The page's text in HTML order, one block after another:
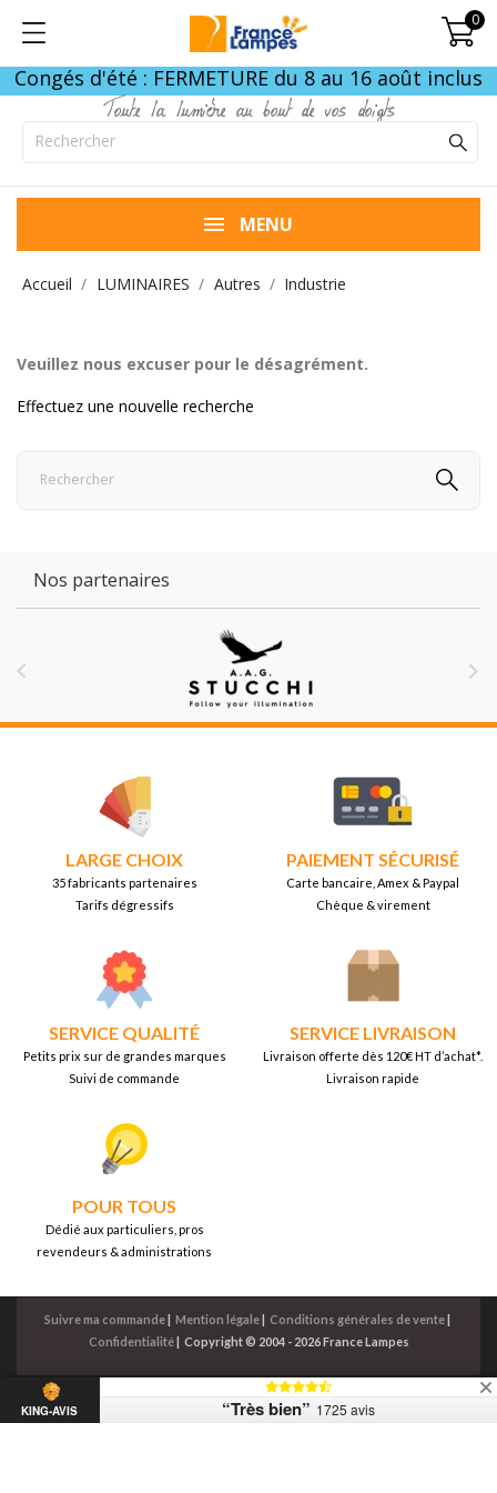
0
Congés d'été : FERMETURE du 8 au 16 août inclus
Toute la lumière au bout de vos doigts
MENU
Accueil LUMINAIRES Autres Industrie
Veuillez nous excuser pour le désagrément.
Effectuez une nouvelle recherche
Nos partenaires
 
LARGE CHOIX
35 fabricants partenaires
Tarifs dégressifs
PAIEMENT SÉCURISÉ
Carte bancaire, Amex & Paypal
Chèque & virement
SERVICE QUALITÉ
Petits prix sur de grandes marques
Suivi de commande
SERVICE LIVRAISON
Livraison offerte dès 120€ HT d’achat*.
Livraison rapide
POUR TOUS
Dédié aux particuliers, pros
revendeurs & administrations
Suivre ma commande| Mention légale| Conditions générales de vente|
Confidentialité| Copyright © 2004 - 2026 France Lampes
KING-AVIS “Très bien” 1725 avis